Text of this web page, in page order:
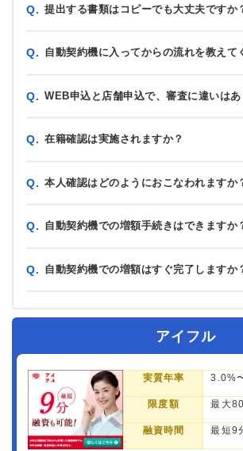
Q. 提出する書類はコピーでも大丈夫ですか
Q. 自動契約機に入ってからの流れを教えて
Q. WEB申込と店舗申込で、審査に違いはあ
Q. 在籍確認は実施されますか？
Q. 本人確認はどのようにおこなわれますか
Q. 自動契約機での増額手続きはできますか
Q. 自動契約機での増額はすぐ完了しますか
アイフル
実質年率 3.0%
限度額 最大
融資時間 最短9